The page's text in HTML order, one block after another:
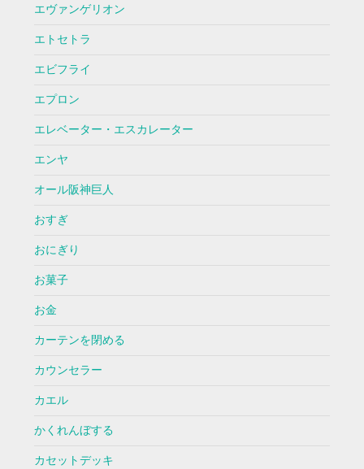
エヴァンゲリオン
エトセトラ
エビフライ
エプロン
エレベーター・エスカレーター
エンヤ
オール阪神巨人
おすぎ
おにぎり
お菓子
お金
カーテンを閉める
カウンセラー
カエル
かくれんぼする
カセットデッキ